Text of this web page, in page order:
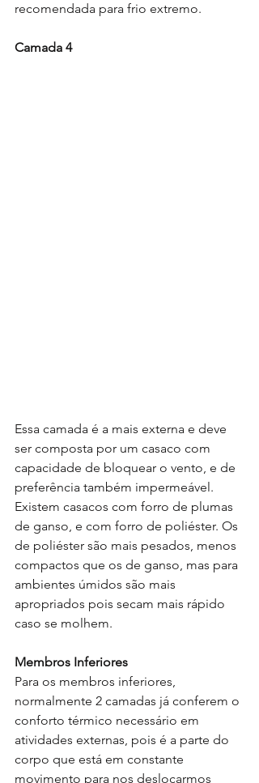
recomendada para frio extremo.
Camada 4
Essa camada é a mais externa e deve
ser composta por um casaco com
capacidade de bloquear o vento, e de
preferência também impermeável.
Existem casacos com forro de plumas
de ganso, e com forro de poliéster. Os
de poliéster são mais pesados, menos
compactos que os de ganso, mas para
ambientes úmidos são mais
apropriados pois secam mais rápido
caso se molhem.
Membros Inferiores
Para os membros inferiores,
normalmente 2 camadas já conferem o
conforto térmico necessário em
atividades externas, pois é a parte do
corpo que está em constante
movimento para nos deslocarmos